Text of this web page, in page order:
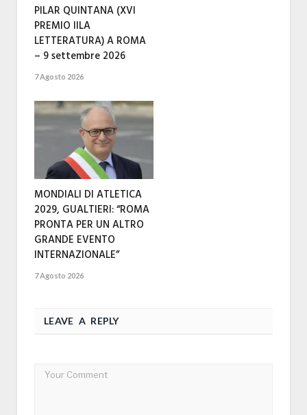
PILAR QUINTANA (XVI
PREMIO IILA
LETTERATURA) A ROMA
– 9 settembre 2026
7 Agosto 2026
MONDIALI DI ATLETICA
2029, GUALTIERI: “ROMA
PRONTA PER UN ALTRO
GRANDE EVENTO
INTERNAZIONALE”
7 Agosto 2026
LEAVE A REPLY